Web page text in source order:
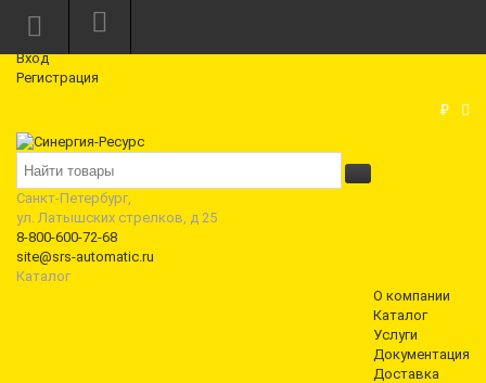
Режим работы: Пн—Пт: 10:00—18:00
Вход
Регистрация
₽
Санкт-Петербург,
ул. Латышских стрелков, д 25
8-800-600-72-68
site@srs-automatic.ru
Каталог
О компании
Каталог
Услуги
Документация
Доставка